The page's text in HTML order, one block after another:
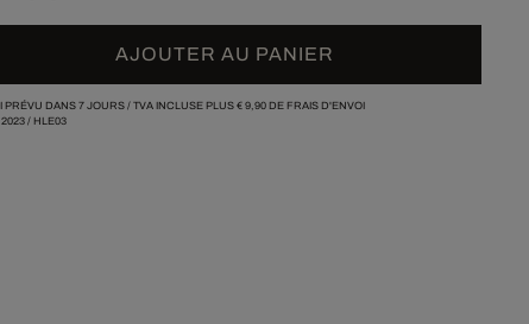
AJOUTER AU PANIER
PRÉVU DANS 7 JOURS / TVA INCLUSE PLUS € 9,90DE FRAIS D'ENVOI
2023/ HLE03